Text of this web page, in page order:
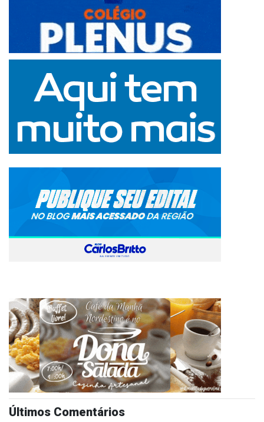
Últimos Comentários